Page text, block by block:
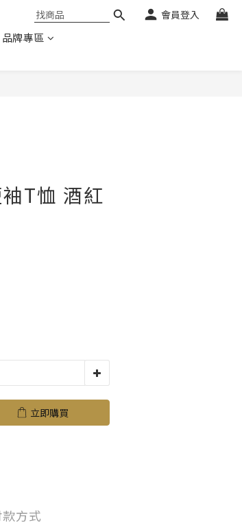
會員登入
品牌專區
T恤 酒紅
立即購買
方式